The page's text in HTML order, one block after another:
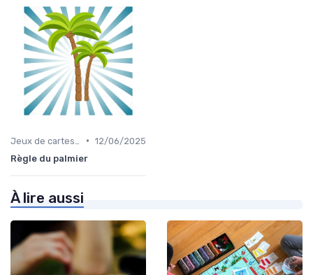
• 12/06/2025
Règle du palmier
À lire aussi